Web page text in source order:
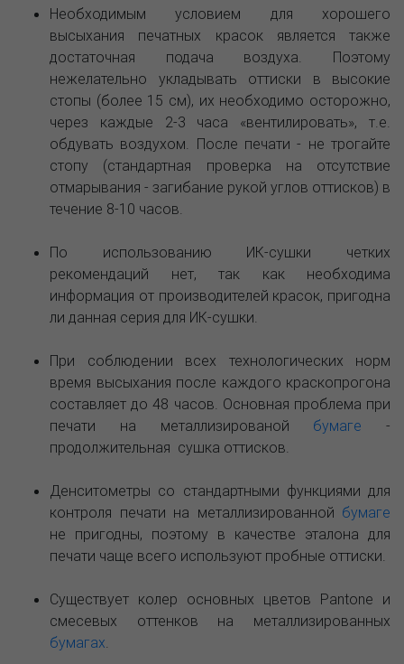
Необходимым условием для хорошего
высыхания печатных красок является также
достаточная подача воздуха. Поэтому
нежелательно укладывать оттиски в высокие
стопы (более 15 см), их необходимо осторожно,
через каждые 2-3 часа «вентилировать», т.е.
обдувать воздухом. После печати - не трогайте
стопу (стандартная проверка на отсутствие
отмарывания - загибание рукой углов оттисков) в
течение 8-10 часов.
По использованию ИК-сушки четких
рекомендаций нет, так как необходима
информация от производителей красок, пригодна
ли данная серия для ИК-сушки.
При соблюдении всех технологических норм
время высыхания после каждого краскопрогона
составляет до 48 часов. Основная проблема при
печати на металлизированой бумаге -
продолжительная сушка оттисков.
Денситометры со стандартными функциями для
контроля печати на металлизированной бумаге
не пригодны, поэтому в качестве эталона для
печати чаще всего используют пробные оттиски.
Существует колер основных цветов Pantone и
смесевых оттенков на металлизированных
бумагах.